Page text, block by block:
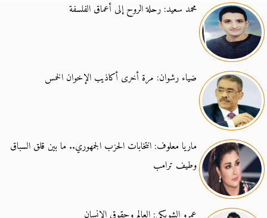
محمد سعيد: رحلة الروح إلى أعماق الفلسفة
ضياء رشوان: مرة أخرى أكاذيب الإخوان الخمس
ماريا معلوف: انتخابات الحزب الجمهوري.. ما بين قلق السباق
وطيف ترامب